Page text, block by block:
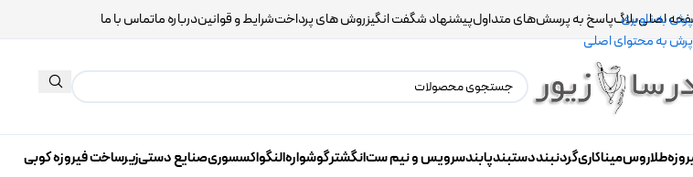
پرش به ناوبری
پرش به محتوای اصلی
اصلیبلاگپاسخ به پرسش‌های متداولپیشنهاد شگفت انگیزروش های پرداختشرایط و قوانیندرباره ماتماس با ما
طلاروسمیناکاریگردنبنددستبندپابندسرویس و نیم ستانگشترگوشوارهالنگواکسسوریصنایع دستیزیرساخت فیروزه کوبی